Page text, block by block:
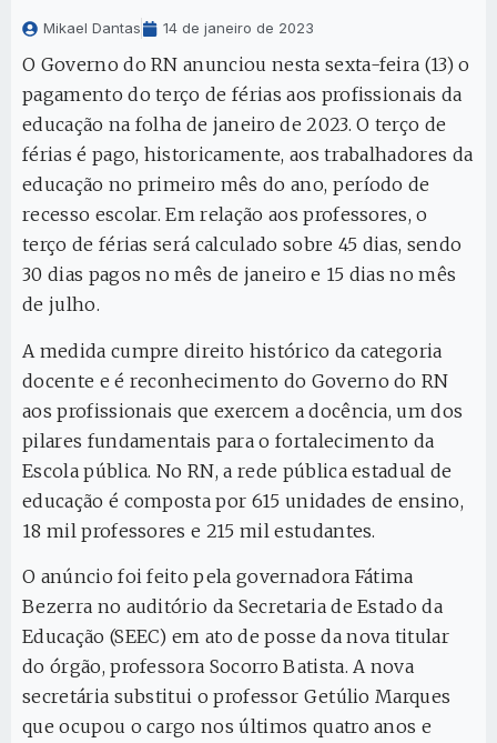
Mikael Dantas 14 de janeiro de 2023
O Governo do RN anunciou nesta sexta-feira (13) o
pagamento do terço de férias aos profissionais da
educação na folha de janeiro de 2023. O terço de
férias é pago, historicamente, aos trabalhadores da
educação no primeiro mês do ano, período de
recesso escolar. Em relação aos professores, o
terço de férias será calculado sobre 45 dias, sendo
30 dias pagos no mês de janeiro e 15 dias no mês
de julho.
A medida cumpre direito histórico da categoria
docente e é reconhecimento do Governo do RN
aos profissionais que exercem a docência, um dos
pilares fundamentais para o fortalecimento da
Escola pública. No RN, a rede pública estadual de
educação é composta por 615 unidades de ensino,
18 mil professores e 215 mil estudantes.
O anúncio foi feito pela governadora Fátima
Bezerra no auditório da Secretaria de Estado da
Educação (SEEC) em ato de posse da nova titular
do órgão, professora Socorro Batista. A nova
secretária substitui o professor Getúlio Marques
que ocupou o cargo nos últimos quatro anos e